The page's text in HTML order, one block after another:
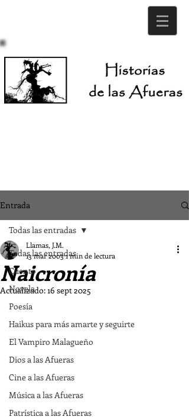
Entrada
Todas las entradas
Cuento
Novela
Poesía
Haikus para más amarte y seguirte
El Vampiro Malagueño
Dios a las Afueras
Cine a las Afueras
Música a las Afueras
Patrística a las Afueras
Todas las entradas
Naicronía
Llamas, J.M.
13 mar 20031 min de lectura
Actualizado:16 sept 2025